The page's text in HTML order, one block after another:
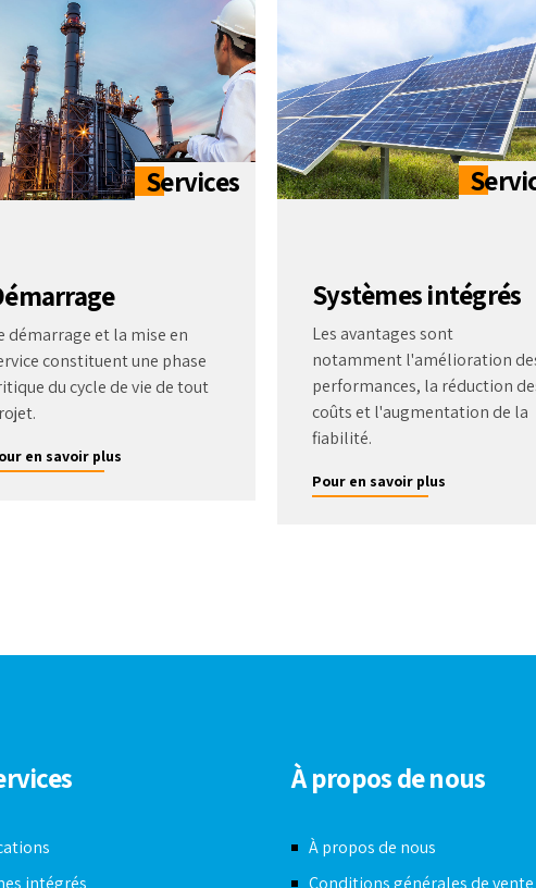
démarrage et la mise en
constituent une phase
du cycle de vie de tout
en savoir plus
Systèmes intégrés
Les avantages sont
notamment l'amélioration
performances, la réduction
coûts et l'augmentation de la
fiabilité.
Pour en savoir plus
intégrés
À propos de nous
À propos de nous
Conditions générales de vente